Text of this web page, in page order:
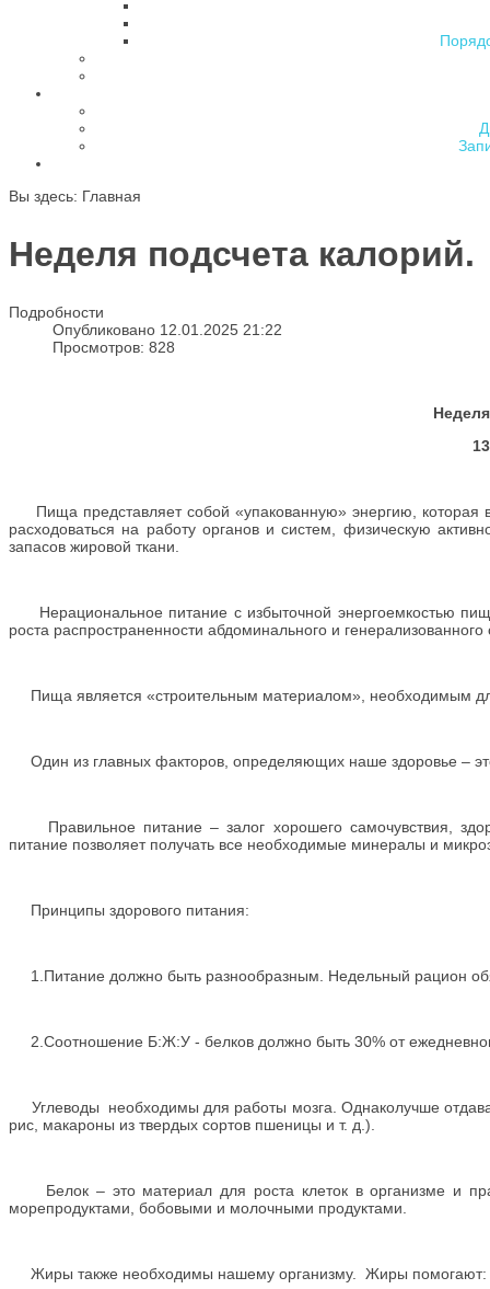
Вы здесь: Главная
Неделя подсчета калорий.
Подробности
Опубликовано 12.01.2025 21:22
Просмотров: 828
Пища представляет собой «упакованную» энергию, которая
расходоваться на работу органов и систем, физическую
запасов жировой ткани.
Нерациональное питание с избыточной энергоемкостью
роста распространенности абдоминального и
Пища является «строительным материалом», необходимым
Один из главных факторов, определяющих наше здоровье –
Правильное питание – залог хорошего самочувствия,
питание позволяет получать все необходимые минералы и
Принципы здорового питания:
1.Питание должно быть разнообразным. Недельный рацион
2.Соотношение Б:Ж:У - белков должно быть 30% от
Углеводы необходимы для работы мозга. Однаколучше
рис, макароны из твердых сортов пшеницы и т. д.).
Белок – это материал для роста клеток в организме и
морепродуктами, бобовыми и молочными продуктами.
Жиры также необходимы нашему организму. Жиры помогают: